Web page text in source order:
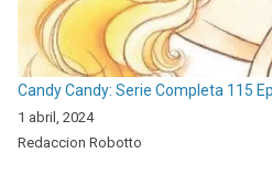
Candy Candy: Serie Completa 115
1 abril, 2024
Redaccion Robotto